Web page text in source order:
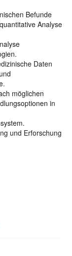
Befunde
Analyse
Daten
möglichen
in
und Erforschung